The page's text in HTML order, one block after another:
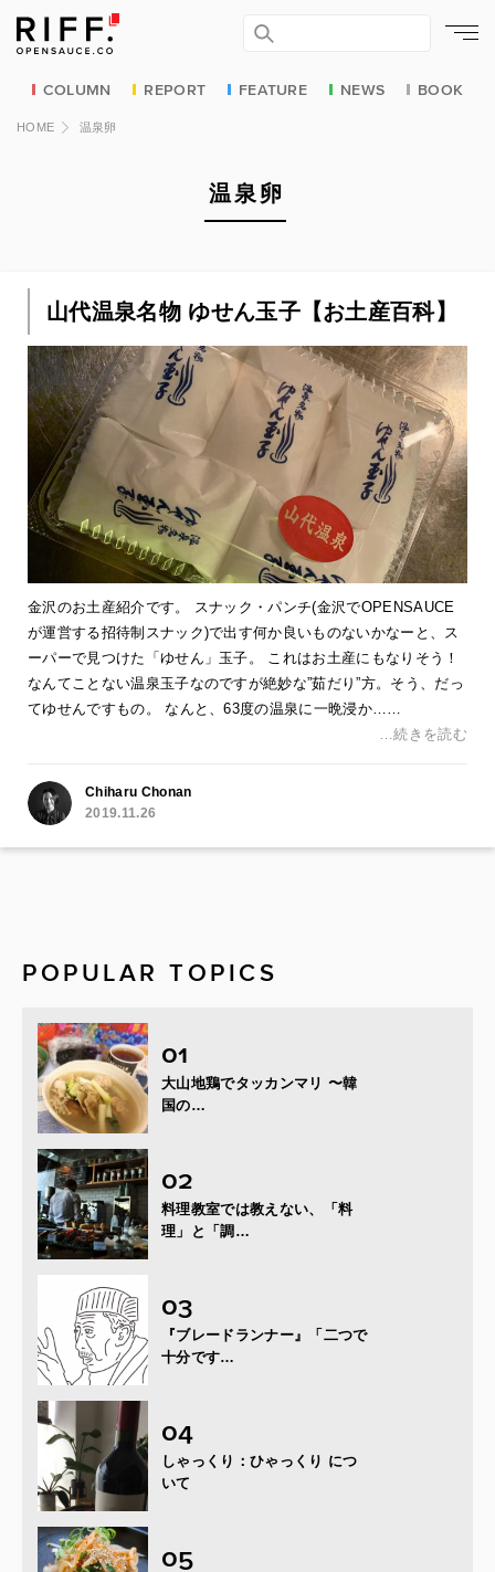
COLUMN REPORT FEATURE NEWS BOOK
HOME 温泉卵
温泉卵
山代温泉名物 ゆせん玉子【お土産百科】
金沢のお土産紹介です。 スナック・パンチ(金沢でOPENSAUCE
が運営する招待制スナック)で出す何か良いものないかなーと、ス
ーパーで見つけた「ゆせん」玉子。 これはお土産にもなりそう！
なんてことない温泉玉子なのですが絶妙な”茹だり”方。そう、だっ
てゆせんですもの。 なんと、63度の温泉に一晩浸か……
…続きを読む
Chiharu Chonan
2019.11.26
POPULAR TOPICS
大山地鶏でタッカンマリ 〜韓
国の…
料理教室では教えない、「料
理」と「調…
『ブレードランナー』「二つで
十分です…
しゃっくり：ひゃっくり につ
いて